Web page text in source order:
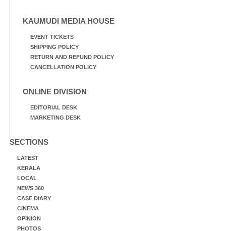
KAUMUDI MEDIA HOUSE
EVENT TICKETS
SHIPPING POLICY
RETURN AND REFUND POLICY
CANCELLATION POLICY
ONLINE DIVISION
EDITORIAL DESK
MARKETING DESK
SECTIONS
LATEST
KERALA
LOCAL
NEWS 360
CASE DIARY
CINEMA
OPINION
PHOTOS